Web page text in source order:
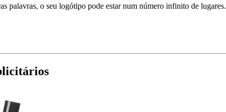
palavras, o seu logótipo pode estar num número infinito de lugares.